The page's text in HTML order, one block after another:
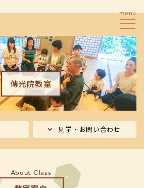
menu
傳光院教室
見学・お問い合わせ
About Class